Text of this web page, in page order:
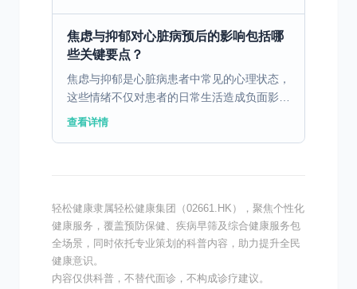
焦虑与抑郁对心脏病预后的影响包括哪
些关键要点？
焦虑与抑郁是心脏病患者中常见的心理状态，
这些情绪不仅对患者的日常生活造成负面影
响，还显著影响心脏病的预后。研究表明，焦
查看详情
轻松健康隶属轻松健康集团（02661.HK），聚焦个性化
健康服务，覆盖预防保健、疾病早筛及综合健康服务包
全场景，同时依托专业策划的科普内容，助力提升全民
健康意识。
内容仅供科普，不替代面诊，不构成诊疗建议。